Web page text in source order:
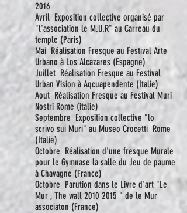
2016
Avril Exposition collective organisé par
"l'association le M.U.R" au Carreau du
temple (Paris)
Mai Réalisation Fresque au Festival Arte
Urbano à Los Alcazares (Espagne)
Juillet Réalisation Fresque au Festival
Urban Vision à Aqcuapendente (Italie)
Aout Réalisation Fresque au Festival Muri
Nostri Rome (italie)
Septembre Exposition collective "lo
scrivo sui Muri" au Museo Crocetti Rome
(Italie)
Octobre Réalisation d'une fresque Murale
pour le Gymnase la salle du Jeu de paume
à Chavagne (France)
Octobre Parution dans le Livre d'art "Le
Mur , The wall 2010 2015 " de le Mur
associaton (France)